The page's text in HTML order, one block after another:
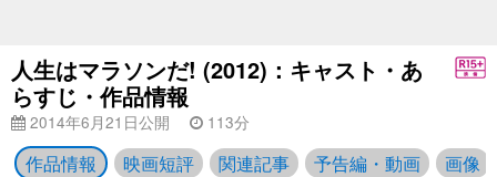
人生はマラソンだ! (2012)：キャスト・あ
らすじ・作品情報
2014年6月21日公開 113分
作品情報 映画短評 関連記事 予告編・動画 画像